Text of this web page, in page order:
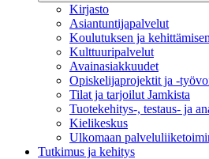
Kirjasto
Asiantuntijapalvelut
Koulutuksen ja
Kulttuuripalvelut
Avainasiakkuudet
Opiskelijaprojektit​ ja -
Tilat ja tarjoilut Jamkista
Tuotekehitys-, testaus- ja
Kielikeskus
Ulkomaan
Tutkimus ja kehitys